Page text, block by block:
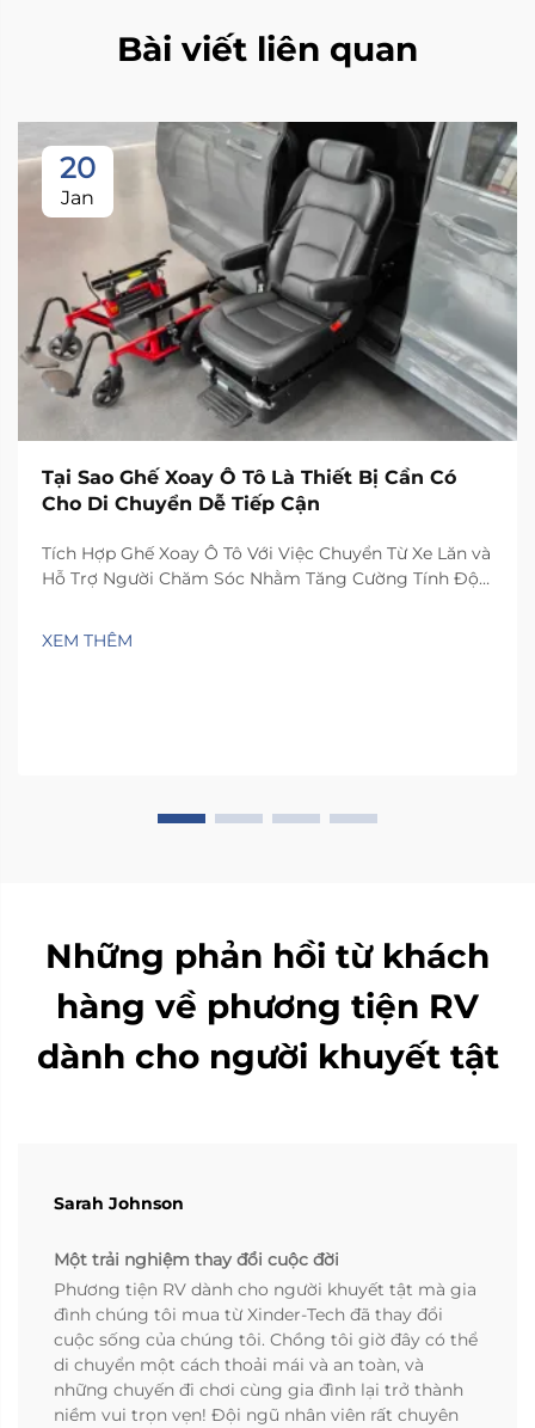
Bài viết liên quan
20
Jan
Tại Sao Ghế Xoay Ô Tô Là Thiết Bị Cần Có
Cho Di Chuyển Dễ Tiếp Cận
Tích Hợp Ghế Xoay Ô Tô Với Việc Chuyển Từ Xe Lăn và
Hỗ Trợ Người Chăm Sóc Nhằm Tăng Cường Tính Độc
và Chăm Sóc 2023 – Ghế ô tô xoay thực sự giúp người
XEM THÊM
Những phản hồi từ khách
hàng về phương tiện RV
dành cho người khuyết tật
Sarah Johnson
Một trải nghiệm thay đổi cuộc đời
Phương tiện RV dành cho người khuyết tật mà gia
đình chúng tôi mua từ Xinder-Tech đã thay đổi
cuộc sống của chúng tôi. Chồng tôi giờ đây có thể
di chuyển một cách thoải mái và an toàn, và
những chuyến đi chơi cùng gia đình lại trở thành
niềm vui trọn vẹn! Đội ngũ nhân viên rất chuyên